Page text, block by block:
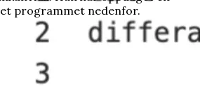
programmet nedenfor.